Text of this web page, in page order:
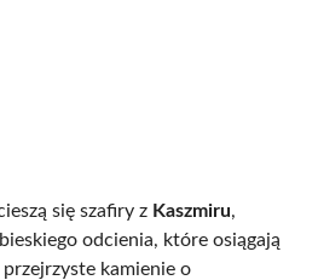
się szafiry z Kaszmiru,
odcienia, które osiągają
kamienie o